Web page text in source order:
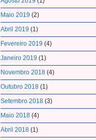
Maio 2019 (2)
Abril 2019 (1)
Fevereiro 2019 (4)
Janeiro 2019 (1)
Novembro 2018 (4)
Outubro 2018 (1)
Setembro 2018 (3)
Maio 2018 (4)
Abril 2018 (1)